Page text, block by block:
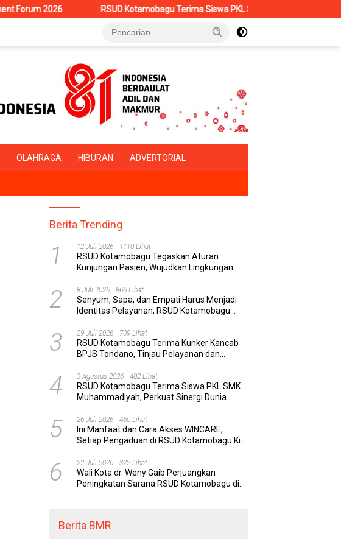
RSUD Kotamobagu Terima Siswa PKL SMK Muhammadiyah, Perkuat
OLAHRAGA HIBURAN ADVERTORIAL
Berita Trending
1 12 Juli 2026 1110 Lihat
RSUD Kotamobagu Tegaskan Aturan
Kunjungan Pasien, Wujudkan Lingkungan
Berkualitas
2 8 Juli 2026 866 Lihat
Senyum, Sapa, dan Empati Harus Menjadi
Identitas Pelayanan, RSUD Kotamobagu
3 29 Juli 2026 709 Lihat
RSUD Kotamobagu Terima Kunker Kancab
BPJS Tondano, Tinjau Pelayanan dan
4 3 Agustus 2026 482 Lihat
RSUD Kotamobagu Terima Siswa PKL SMK
Muhammadiyah, Perkuat Sinergi Dunia
5 26 Juli 2026 460 Lihat
Ini Manfaat dan Cara Akses WINCARE,
Setiap Pengaduan di RSUD Kotamobagu Kini
6 22 Juli 2026 322 Lihat
Wali Kota dr. Weny Gaib Perjuangkan
Peningkatan Sarana RSUD Kotamobagu di
Berita BMR